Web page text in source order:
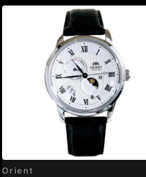
Orient